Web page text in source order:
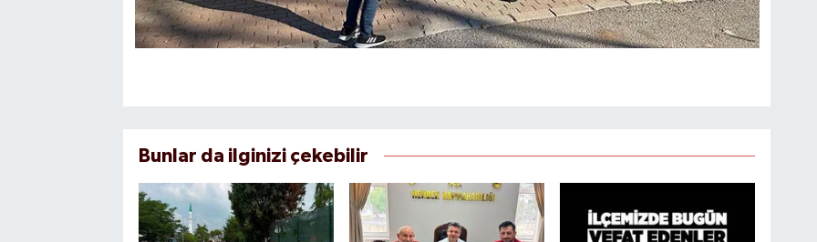
Bunlar da ilginizi çekebilir